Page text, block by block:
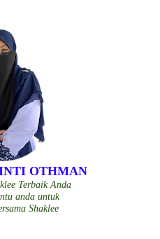
OTHMAN
Terbaik Anda
anda untuk
Shaklee